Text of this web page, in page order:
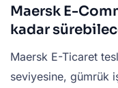
Maersk E-
kadar
Maersk E-Ticaret
seviyesine, gümrük